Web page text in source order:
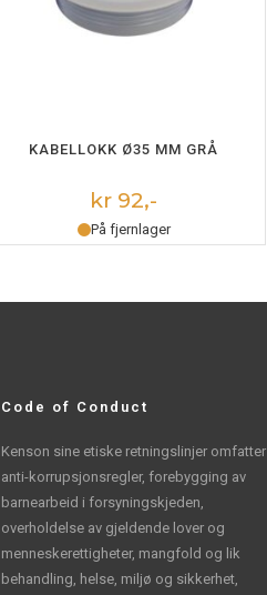
LEGG I HANDLEKURV
KABELLOKK Ø35 MM GRÅ
kr 92,-
På fjernlager
Code of Conduct
Kenson sine etiske retningslinjer omfatter
anti-korrupsjonsregler, forebygging av
barnearbeid i forsyningskjeden,
overholdelse av gjeldende lover og
menneskerettigheter, mangfold og lik
behandling, helse, miljø og sikkerhet,